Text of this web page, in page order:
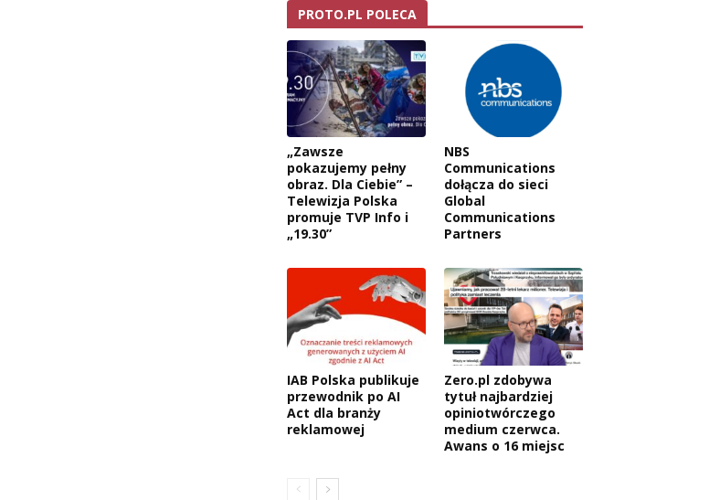
PROTO.PL POLECA
„Zawsze
pokazujemy pełny
obraz. Dla Ciebie” –
Telewizja Polska
promuje TVP Info i
„19.30”
NBS
Communications
dołącza do sieci
Global
Communications
Partners
IAB Polska publikuje
przewodnik po AI
Act dla branży
reklamowej
Zero.pl zdobywa
tytuł najbardziej
opiniotwórczego
medium czerwca.
Awans o 16 miejsc